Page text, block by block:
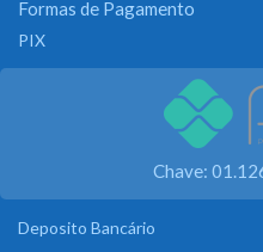
Formas de Pagamento
PIX
Chave:
Deposito Bancário